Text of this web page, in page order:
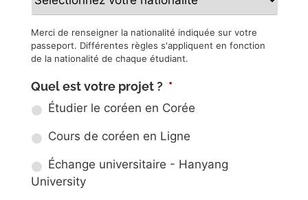
Merci de renseigner la nationalité indiquée sur votre
passeport. Différentes règles s'appliquent en fonction
de la nationalité de chaque étudiant.
Quel est votre projet ? *
Étudier le coréen en Corée
Cours de coréen en Ligne
Échange universitaire - Hanyang
University